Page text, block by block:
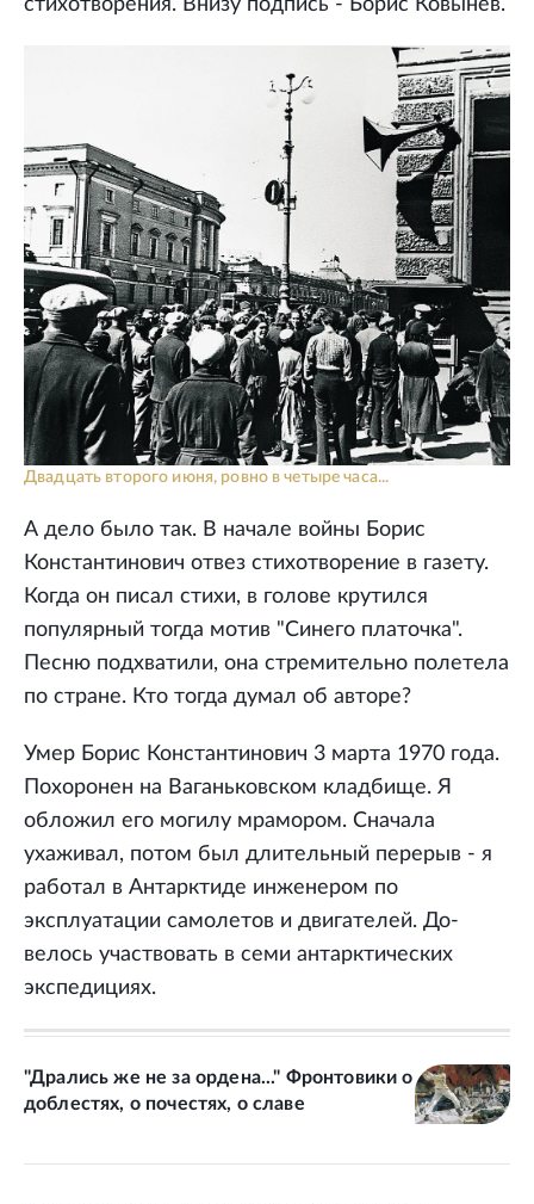
стихотворения. Внизу подпись - Борис Ковынев.
Двадцать второго июня, ровно в четыре часа...
А дело было так. В начале войны Борис
Константинович отвез стихотворение в газету.
Когда он писал стихи, в голове крутился
популярный тогда мотив "Синего платочка".
Песню подхватили, она стремительно полетела
по стране. Кто тогда думал об авторе?
Умер Борис Константинович 3 марта 1970 года.
Похоронен на Ваганьковском кладбище. Я
обложил его могилу мрамором. Сначала
ухаживал, потом был длительный перерыв - я
работал в Антарктиде инженером по
эксплуатации самолетов и двигателей. До-
велось участвовать в семи антарктических
экспедициях.
"Дрались же не за ордена..." Фронтовики о
доблестях, о почестях, о славе